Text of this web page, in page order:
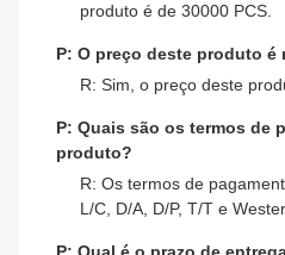
produto é de 30000 PCS.
P: O preço deste produto é
R: Sim, o preço deste
P: Quais são os termos de
produto?
R: Os termos de
L/C, D/A, D/P, T/T e